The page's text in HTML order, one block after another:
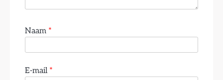
Naam *
E-mail *